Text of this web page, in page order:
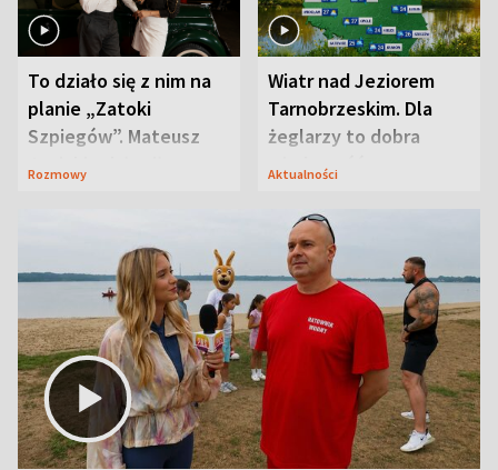
To działo się z nim na
planie „Zatoki
Szpiegów”. Mateusz
Janicki odsłonił
Rozmowy
Wiatr nad Jeziorem
Tarnobrzeskim. Dla
żeglarzy to dobra
wiadomość
Aktualności